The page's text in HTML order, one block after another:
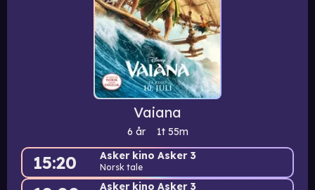
Vaiana
6 år 1t 55m
15:20 Asker kino Asker 3
Norsk tale
Asker kino Asker 3